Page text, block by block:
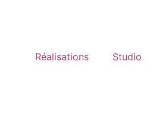
Réalisations Studio